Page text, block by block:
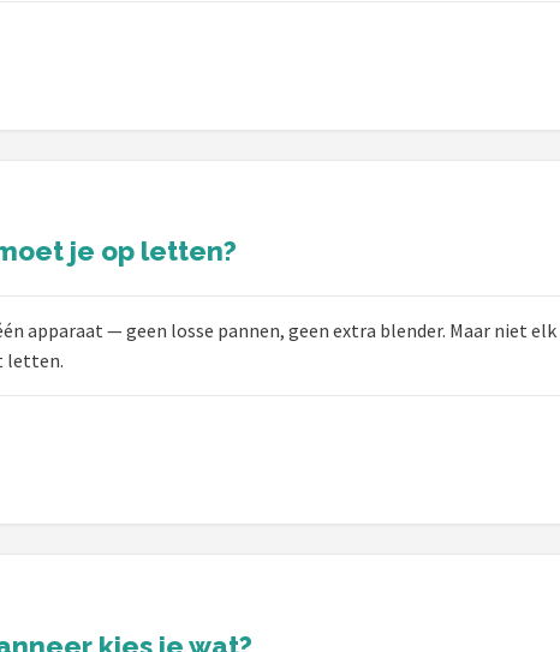
je op letten?
apparaat — geen losse pannen, geen extra blender. Maar niet
letten.